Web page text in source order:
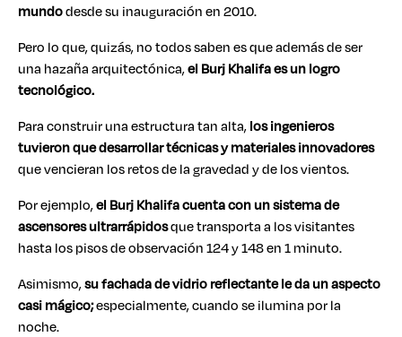
mundodesde su inauguración en 2010.
Pero lo que, quizás, no todos saben es que además de ser
una hazaña arquitectónica,el Burj Khalifa es un logro
tecnológico.
Para construir una estructura tan alta,los ingenieros
tuvieron que desarrollar técnicas y materiales innovadores
que vencieran los retos de la gravedad y de los vientos.
Por ejemplo,el Burj Khalifa cuenta con un sistema de
ascensores ultrarrápidosque transporta a los visitantes
hasta los pisos de observación 124 y 148 en 1 minuto.
Asimismo,su fachada de vidrio reflectante le da un aspecto
casi mágico;especialmente, cuando se ilumina por la
noche.